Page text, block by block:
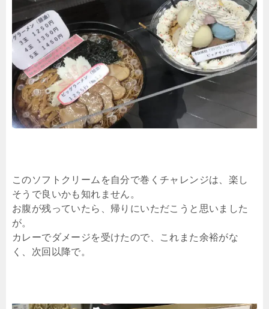
このソフトクリームを自分で巻くチャレンジは、楽し
そうで良いかも知れません。
お腹が残っていたら、帰りにいただこうと思いました
が。
カレーでダメージを受けたので、これまた余裕がな
く、次回以降で。